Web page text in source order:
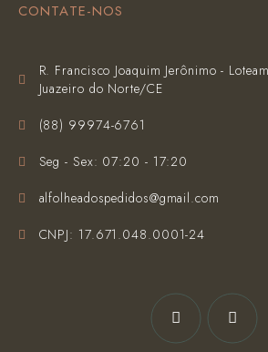
CONTATE-NOS
R. Francisco Joaquim Jerônimo -
Juazeiro do Norte/CE
(‪88) 99974-6761‬
Seg - Sex: 07:20 - 17:20
alfolheadospedidos@gmail.com
CNPJ: 17.671.048.0001-24